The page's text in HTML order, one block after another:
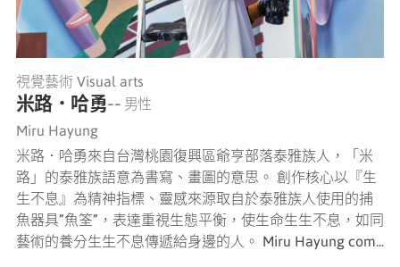
視覺藝術 Visual arts
米路．哈勇-- 男性
Miru Hayung
米路．哈勇來自台灣桃園復興區爺亨部落泰雅族人，「米
路」的泰雅族語意為書寫、畫圖的意思。 創作核心以『生
生不息』為精神指標、靈感來源取自於泰雅族人使用的捕
魚器具”魚筌”，表達重視生態平衡，使生命生生不息，如同
藝術的養分生生不息傳遞給身邊的人。 Miru Hayung com...